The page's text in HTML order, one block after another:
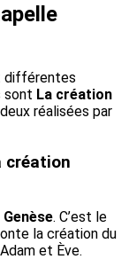
différentes
sont La création
réalisées par
création
Genèse. C’est le
la création du
et Ève.